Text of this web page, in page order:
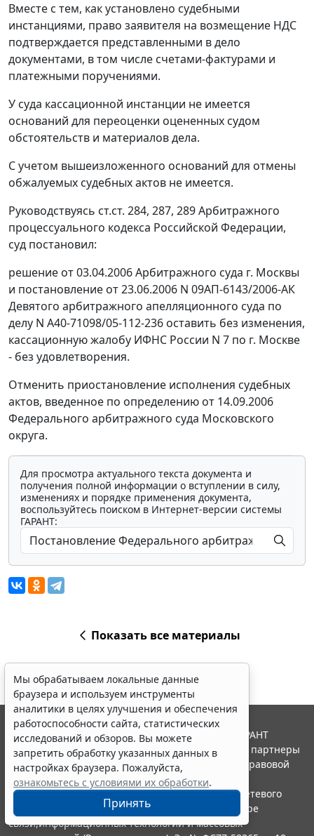
Вместе с тем, как установлено судебными
инстанциями, право заявителя на возмещение НДС
подтверждается представленными в дело
документами, в том числе счетами-фактурами и
платежными поручениями.
У суда кассационной инстанции не имеется
оснований для переоценки оцененных судом
обстоятельств и материалов дела.
С учетом вышеизложенного оснований для отмены
обжалуемых судебных актов не имеется.
Руководствуясь ст.ст. 284, 287, 289Арбитражного
процессуального кодекса Российской Федерации,
суд постановил:
решение от 03.04.2006 Арбитражного суда г. Москвы
и постановление от 23.06.2006 N 09АП-6143/2006-АК
Девятого арбитражного апелляционного суда по
делу N А40-71098/05-112-236 оставить без изменения,
кассационную жалобу ИФНС России N 7 по г. Москве
- без удовлетворения.
Отменить приостановление исполнения судебных
актов, введенное по определению от 14.09.2006
Федерального арбитражного суда Московского
округа.
Для просмотра актуального текста документа и
получения полной информации о вступлении в силу,
изменениях и порядке применения документа,
воспользуйтесь поиском в Интернет-версии системы
ГАРАНТ:
Показать все материалы
Мы обрабатываем локальные данные
браузера и используем инструменты
аналитики в целях улучшения и обеспечения
работоспособности сайта, статистических
исследований и обзоров. Вы можете
запретить обработку указанных данных в
настройках браузера. Пожалуйста,
ознакомьтесь с условиями их обработки.
Принять
© ООО "НПП "ГАРАНТ-СЕРВИС", 2026. Система ГАРАНТ
выпускается с 1990 года. Компания "Гарант" и ее партнеры
являются участниками Российской ассоциации правовой
информации ГАРАНТ.
Портал ГАРАНТ.РУ зарегистрирован в качестве сетевого
издания Федеральной службой по надзору в сфере
связи,информационных технологий и массовых